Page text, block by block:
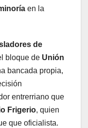
en la
de
bloque de Unión
bancada propia,
entrerriano que
Frigerio, quien
que oficialista.